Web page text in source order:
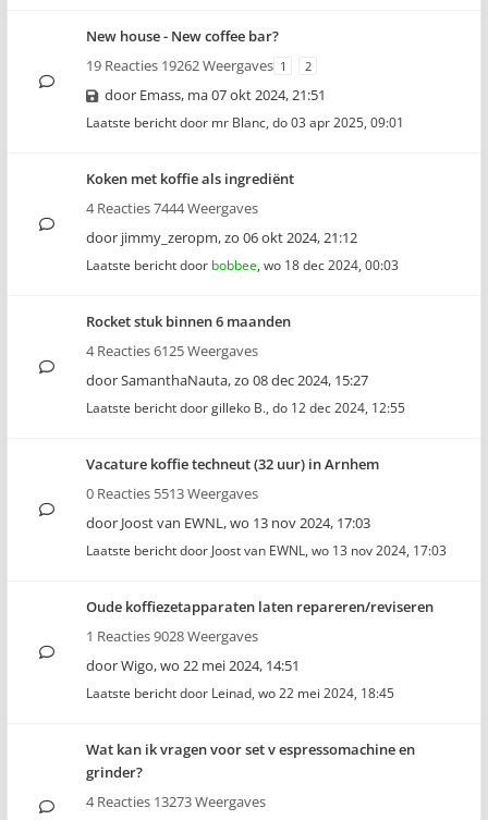
New house - New coffee bar?
19 Reacties 19262 Weergaves 1 2
door Emass, ma 07 okt 2024, 21:51
Laatste bericht door mr Blanc, do 03 apr 2025, 09:01
Koken met koffie als ingrediënt
4 Reacties 7444 Weergaves
door jimmy_zeropm,zo 06 okt 2024, 21:12
Laatste bericht door bobbee, wo 18 dec 2024, 00:03
Rocket stuk binnen 6 maanden
4 Reacties 6125 Weergaves
doorSamanthaNauta,zo 08 dec 2024, 15:27
Laatste bericht doorgilleko B., do 12 dec 2024, 12:55
Vacature koffie techneut (32 uur) in Arnhem
0 Reacties 5513 Weergaves
door Joost van EWNL,wo 13 nov 2024, 17:03
Laatste bericht door Joost van EWNL, wo 13 nov 2024, 17:03
Oude koffiezetapparaten laten repareren/reviseren
1 Reacties 9028 Weergaves
doorWigo,wo 22 mei 2024, 14:51
Laatste bericht door Leinad, wo 22 mei 2024, 18:45
Wat kan ik vragen voor set v espressomachine en
grinder?
4 Reacties 13273 Weergaves